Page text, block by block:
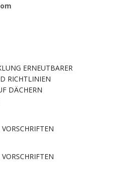
ERNEUTBARER
RICHTLINIEN
DÄCHERN